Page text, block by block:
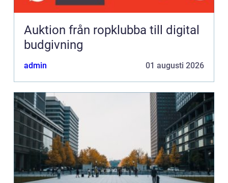
Auktion från ropklubba till digital
budgivning
admin 01 augusti 2026